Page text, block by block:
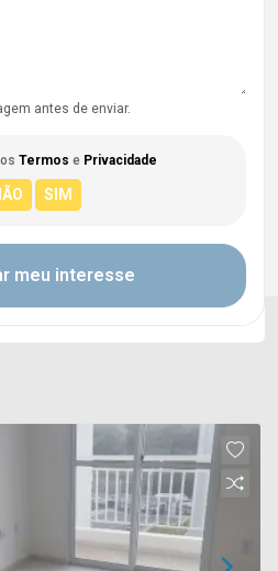
antes de enviar.
Termos e Privacidade
meu interesse